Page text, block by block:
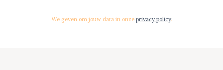
We geven om jouw data in onze privacy policy.